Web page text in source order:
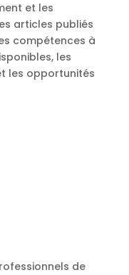
et les
articles publiés
compétences à
les
les opportunités
de